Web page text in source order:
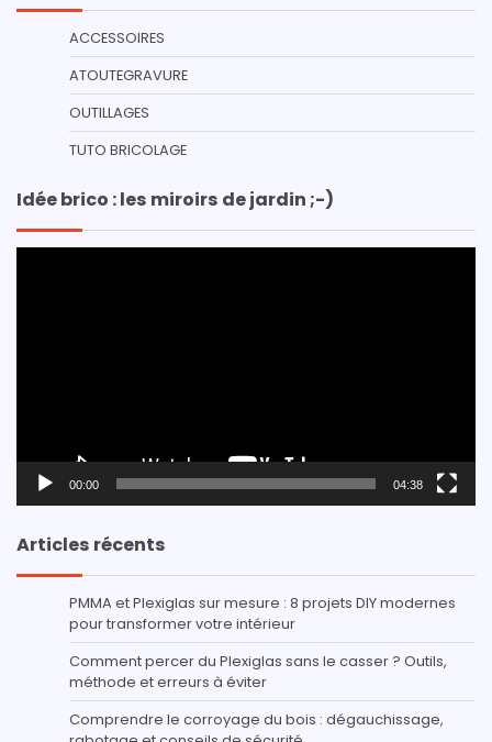
ACCESSOIRES
ATOUTEGRAVURE
OUTILLAGES
TUTO BRICOLAGE
Idée brico : les miroirs de jardin ;-)
00:00 04:38
Articles récents
PMMA et Plexiglas sur mesure : 8 projets DIY modernes
pour transformer votre intérieur
Comment percer du Plexiglas sans le casser ? Outils,
méthode et erreurs à éviter
Comprendre le corroyage du bois : dégauchissage,